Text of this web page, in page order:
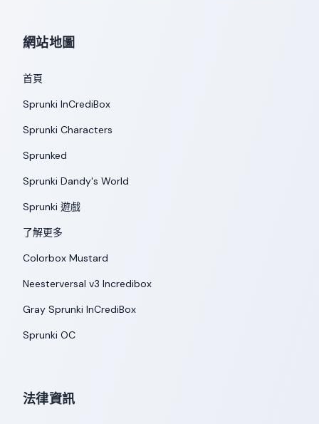
網站地圖
首頁
Sprunki InCrediBox
Sprunki Characters
Sprunked
Sprunki Dandy's World
Sprunki 遊戲
了解更多
Colorbox Mustard
Neesterversal v3 Incredibox
Gray Sprunki InCrediBox
Sprunki OC
法律資訊